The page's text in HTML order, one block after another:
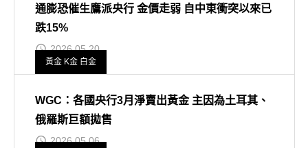
通膨恐催生鷹派央行 金價走弱 自中東衝突以來已
跌15%
2026.05.20
黃金 K金 白金
WGC：各國央行3月淨賣出黃金 主因為土耳其、
俄羅斯巨額拋售
2026.05.06